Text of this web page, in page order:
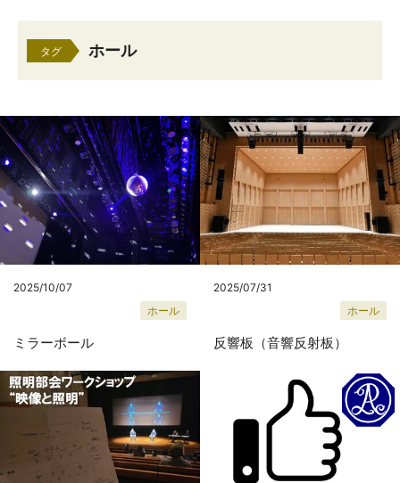
タグ ホール
2025/10/07
ホール
ミラーボール
2025/07/31
ホール
反響板（音響反射板）